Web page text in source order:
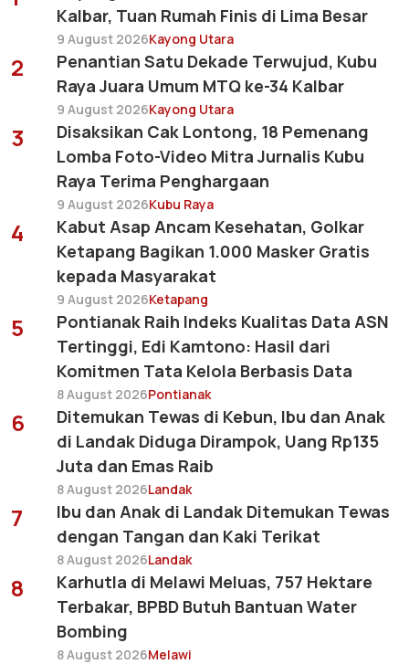
Kalbar, Tuan Rumah Finis di Lima Besar
9 August 2026Kayong Utara
2
Penantian Satu Dekade Terwujud, Kubu
Raya Juara Umum MTQ ke-34 Kalbar
9 August 2026Kayong Utara
3
Disaksikan Cak Lontong, 18 Pemenang
Lomba Foto-Video Mitra Jurnalis Kubu
Raya Terima Penghargaan
9 August 2026Kubu Raya
4
Kabut Asap Ancam Kesehatan, Golkar
Ketapang Bagikan 1.000 Masker Gratis
kepada Masyarakat
9 August 2026Ketapang
5
Pontianak Raih Indeks Kualitas Data ASN
Tertinggi, Edi Kamtono: Hasil dari
Komitmen Tata Kelola Berbasis Data
8 August 2026Pontianak
6
Ditemukan Tewas di Kebun, Ibu dan Anak
di Landak Diduga Dirampok, Uang Rp135
Juta dan Emas Raib
8 August 2026Landak
7
Ibu dan Anak di Landak Ditemukan Tewas
dengan Tangan dan Kaki Terikat
8 August 2026Landak
8
Karhutla di Melawi Meluas, 757 Hektare
Terbakar, BPBD Butuh Bantuan Water
Bombing
8 August 2026Melawi